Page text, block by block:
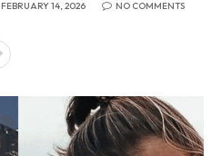
FEBRUARY 14, 2026 NO COMMENTS